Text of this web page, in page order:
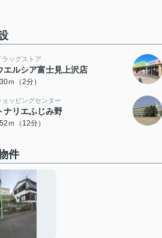
ラッグストア
エルシア富士見上沢店
ｍ（2分）
ョッピングセンター
ナリエふじみ野
ｍ（12分）
件